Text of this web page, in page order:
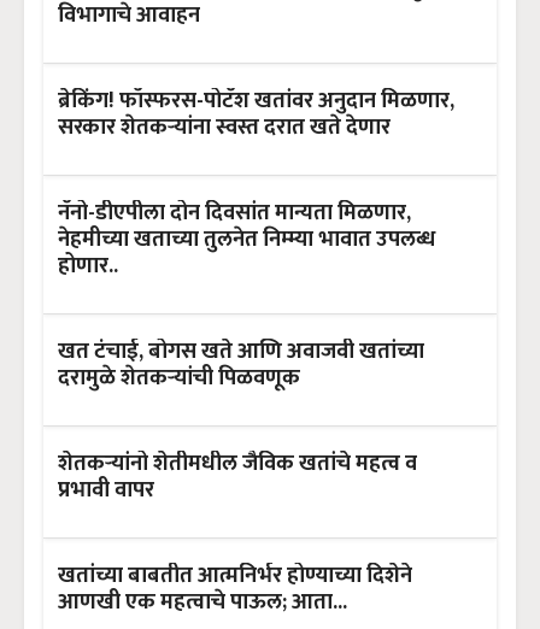
विभागाचे आवाहन
ब्रेकिंग! फॉस्फरस-पोटॅश खतांवर अनुदान मिळणार,
सरकार शेतकऱ्यांना स्वस्त दरात खते देणार
नॅनो-डीएपीला दोन दिवसांत मान्यता मिळणार,
नेहमीच्या खताच्या तुलनेत निम्म्या भावात उपलब्ध
होणार..
खत टंचाई, बोगस खते आणि अवाजवी खतांच्या
दरामुळे शेतकऱ्यांची पिळवणूक
शेतकऱ्यांनो शेतीमधील जैविक खतांचे महत्व व
प्रभावी वापर
खतांच्या बाबतीत आत्मनिर्भर होण्याच्या दिशेने
आणखी एक महत्वाचे पाऊल; आता...